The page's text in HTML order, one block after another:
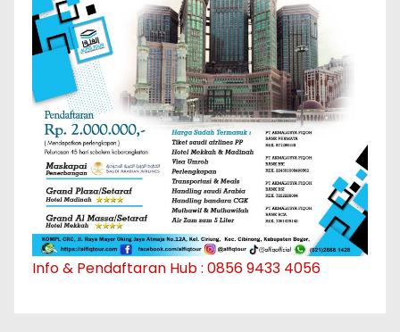
Info & Pendaftaran Hub : 0856 9433 4056